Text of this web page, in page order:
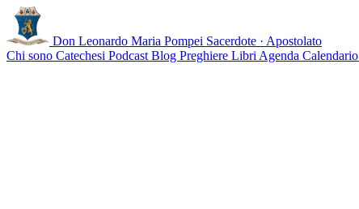
Don Leonardo Maria Pompei Sacerdote · Apostolato
Chi sono Catechesi Podcast Blog Preghiere Libri Agenda Calendario